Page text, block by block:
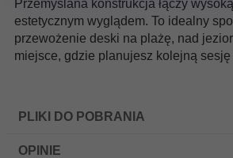
Przemyślana konstrukcja łączy
estetycznym wyglądem. To idealny
przewożenie deski na plażę, nad
miejsce, gdzie planujesz kolejną
PLIKI DO POBRANIA
OPINIE